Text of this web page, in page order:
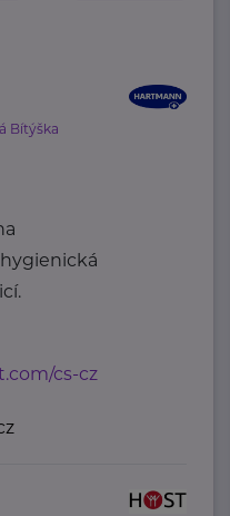
Bítýška
cs-cz